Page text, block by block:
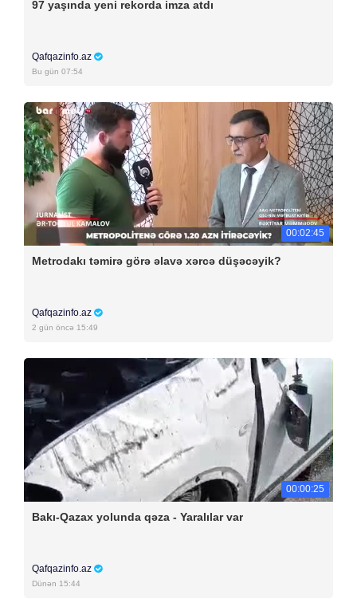
97 yaşında yeni rekorda imza atdı
Qafqazinfo.az
Bu gün 07:54
00:02:45
Metrodakı təmirə görə əlavə xərcə düşəcəyik?
Qafqazinfo.az
2 gün öncə 15:49
00:00:25
Bakı-Qazax yolunda qəza - Yaralılar var
Qafqazinfo.az
Dünən 15:44